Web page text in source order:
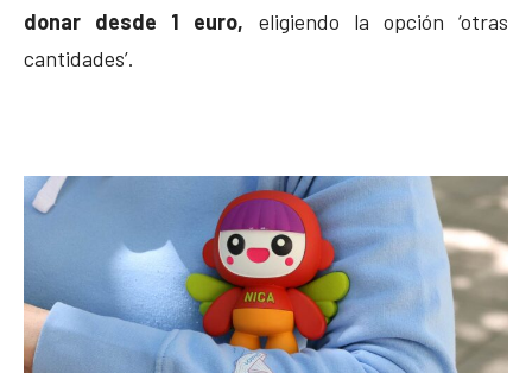
donar desde 1 euro, eligiendo la opción ‘otras
cantidades’.